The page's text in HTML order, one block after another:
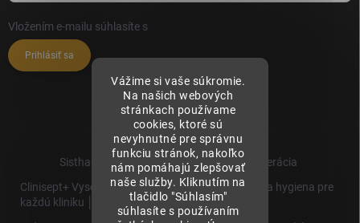
Vážime si vaše súkromie.
Na našich webových
stránkach používame
cookies, ktoré sú
nevyhnutné pre správnu
funkciu stránok, nakoľko
nám pomáhajú zlepšovať
naše služby. Kliknutím na
tlačidlo "Súhlasím"
súhlasíte s používaním
Vložením e-mailu súhlasíte s
Prihlásiť sa
Sisthaema.sk - Skutočná Dermálna Regenerácia
Clinisept+ Vysoko účinné čistenie a antimikrobiálna hygiena pre
každú kliniku │